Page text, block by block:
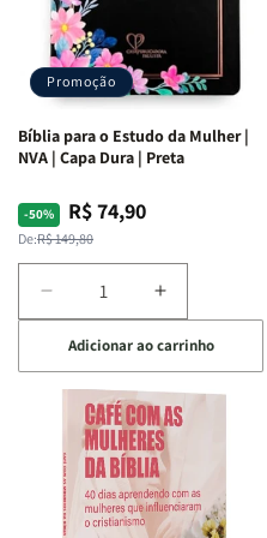
Promoção
Bíblia para o Estudo da Mulher |
NVA | Capa Dura | Preta
-50%
Preço
normal
De:R$ 149,80
Preço
promocional
R$ 74,90
Diminuir
a
quantidade
de
Bíblia
para
Estudo
da
Mulher
Aumentar
a
quantidade
de
Bíblia
para
o
Estudo
da
Mulher
Adicionar ao carrinho